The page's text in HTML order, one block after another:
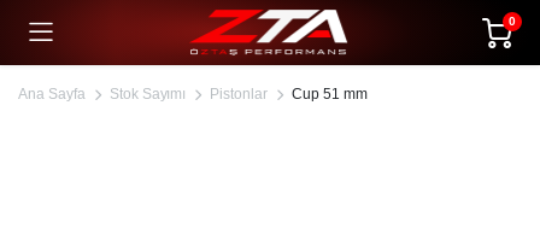
0
Ana Sayfa Stok Sayımı Pistonlar Cup 51 mm